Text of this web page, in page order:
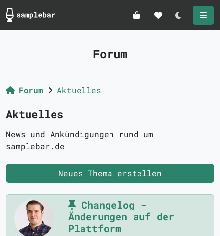
Darkmode
Forum
Forum Aktuelles
Aktuelles
News und Ankündigungen rund um
samplebar.de
Neues Thema erstellen
Changelog -
Änderungen auf der
Plattform